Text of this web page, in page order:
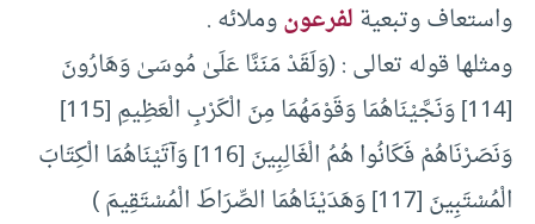
واستعاف وتبعيةلفرعونوملائه .
ومثلها قوله تعالى : (وَلَقَدْ مَنَنَّا عَلَىٰ مُوسَىٰ وَهَارُونَ
[114] وَنَجَّيْنَاهُمَا وَقَوْمَهُمَا مِنَ الْكَرْبِ الْعَظِيمِ [115]
وَنَصَرْنَاهُمْ فَكَانُوا هُمُ الْغَالِبِينَ [116] وَآتَيْنَاهُمَا الْكِتَابَ
الْمُسْتَبِينَ [117] وَهَدَيْنَاهُمَا الصِّرَاطَ الْمُسْتَقِيمَ )